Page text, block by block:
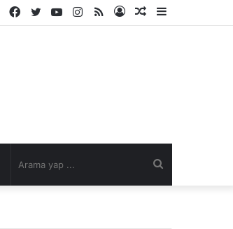
Kenar
Rastgele
Kayıt
RSS
Instagram
YouTube
Twitter
Facebook